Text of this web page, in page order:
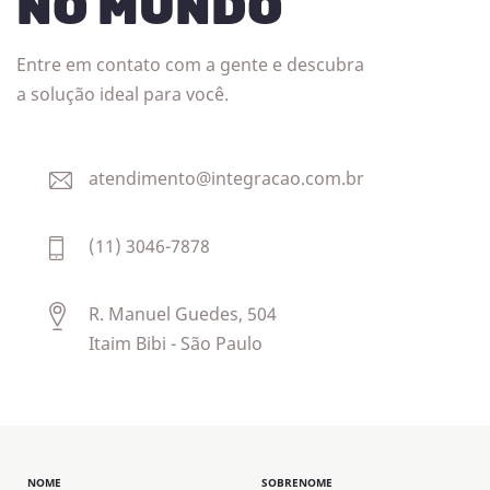
oferece o
Curso de
Gestão do Tempo e
Prioridades!Assim, se
você deseja desenvolver
hábitose habilidades para
desperdiçadoresdo tempo,
de vivências em
profissionais, esse curso
é para você! Então,
inscreva-se já e aprenda
NO MUNDO
Entre em contato com a gente e descubra
a solução ideal para você.
atendimento@integracao.com.br
(11) 3046-7878
R. Manuel Guedes, 504
Itaim Bibi - São Paulo
NOME SOBRENOME